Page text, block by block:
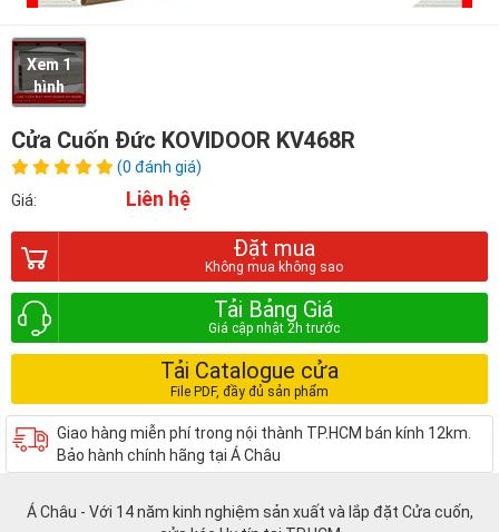
Xem 1
hình
Cửa Cuốn Đức KOVIDOOR KV468R
(0 đánh giá)
Giá:
Liên hệ
Đặt mua
Tải Bảng Giá
Tải Catalogue cửa
Giao hàng miễn phí trong nội thành TP.HCM bán kính 12km.
Bảo hành chính hãng tại Á Châu
Á Châu - Với 14 năm kinh nghiệm sản xuất và lắp đặt Cửa cuốn,